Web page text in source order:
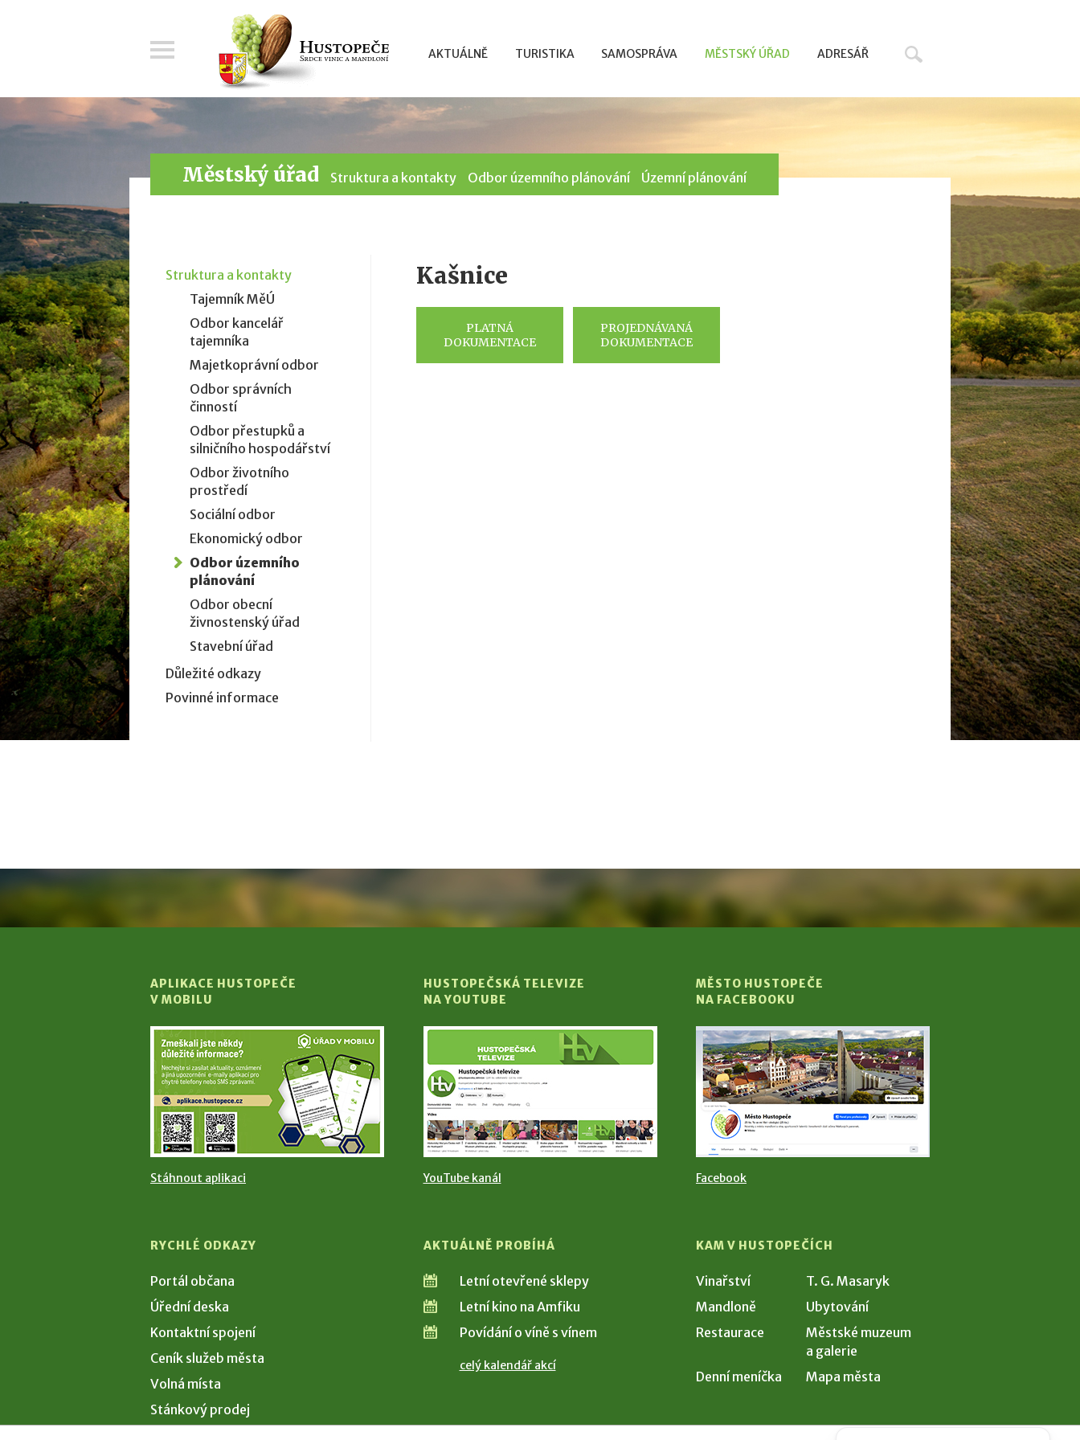
AKTUÁLNĚ TURISTIKA SAMOSPRÁVA MĚSTSKÝ ÚŘAD ADRESÁŘ
Městský úřad Struktura a kontakty Odbor územního plánování Územní plánování
Kašnice
PLATNÁ
DOKUMENTACE
PROJEDNÁVANÁ
DOKUMENTACE
Struktura a kontakty
Tajemník MěÚ
Odbor kancelář
tajemníka
Majetkoprávní odbor
Odbor správních
činností
Odbor přestupků a
silničního hospodářství
Odbor životního
prostředí
Sociální odbor
Ekonomický odbor
Odbor územního
plánování
Odbor obecní
živnostenský úřad
Stavební úřad
Důležité odkazy
Povinné informace
APLIKACE HUSTOPEČE
V MOBILU
Stáhnout aplikaci
HUSTOPEČSKÁ TELEVIZE
NA YOUTUBE
YouTube kanál
MĚSTO HUSTOPEČE
NA FACEBOOKU
Facebook
RYCHLÉ ODKAZY
Portál občana
Úřední deska
Kontaktní spojení
Ceník služeb města
Volná místa
Stánkový prodej
AKTUÁLNĚ PROBÍHÁ
Letní otevřené sklepy
Letní kino na Amfiku
Povídání o víně s vínem
celý kalendář akcí
KAM V HUSTOPEČÍCH
Vinařství
T. G. Masaryk
Mandloně
Ubytování
Restaurace
Městské muzeum
a galerie
Denní meníčka
Mapa města